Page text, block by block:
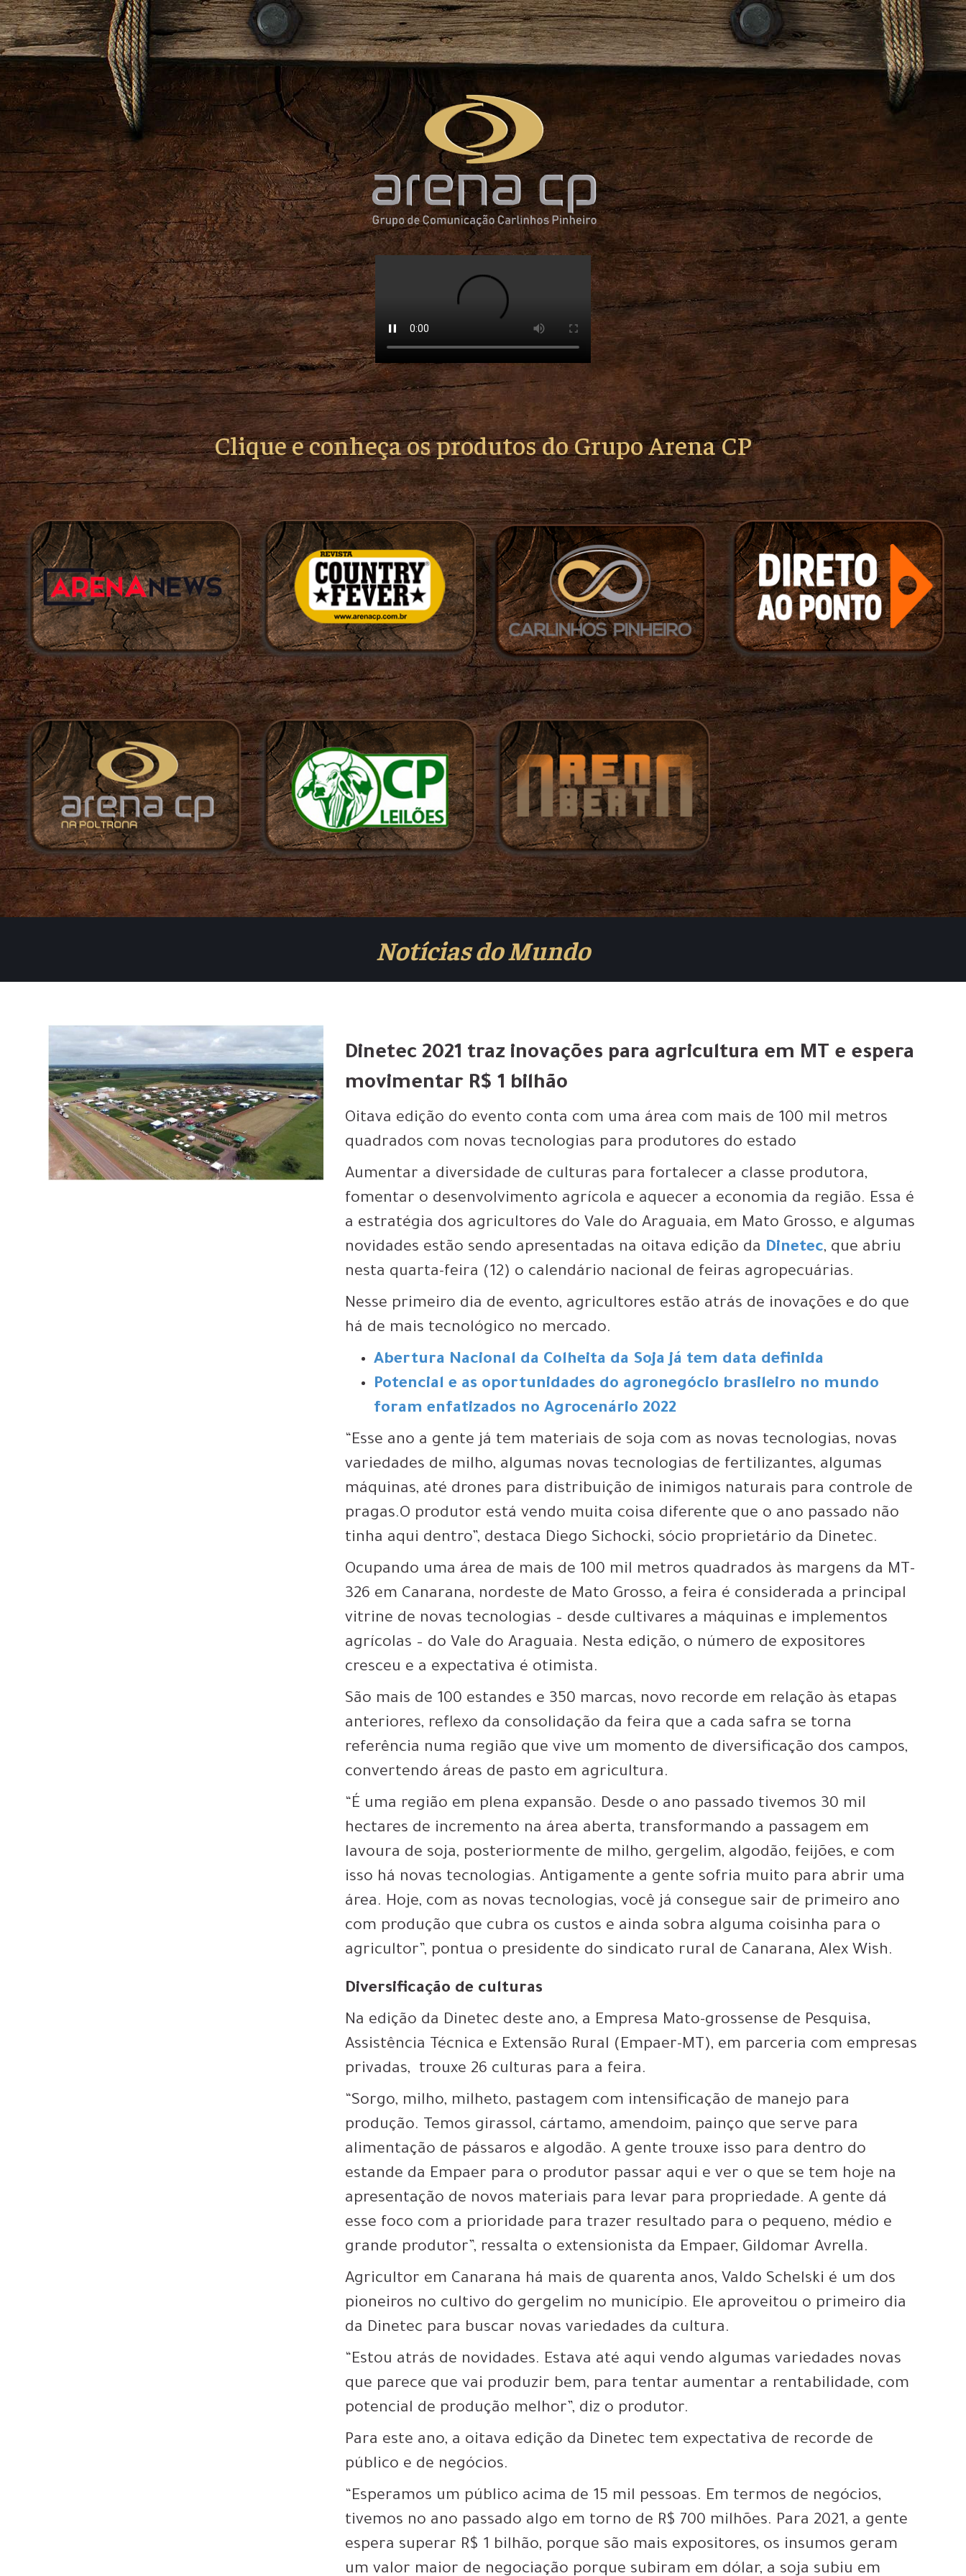
Clique e conheça os produtos do Grupo Arena CP
Notícias do Mundo
Dinetec 2021 traz inovações para agricultura em MT e espera
movimentar R$ 1 bilhão
Oitava edição do evento conta com uma área com mais de 100 mil metros
quadrados com novas tecnologias para produtores do estado
Aumentar a diversidade de culturas para fortalecer a classe produtora,
fomentar o desenvolvimento agrícola e aquecer a economia da região. Essa é
a estratégia dos agricultores do Vale do Araguaia, em Mato Grosso, e algumas
novidades estão sendo apresentadas na oitava edição da Dinetec, que abriu
nesta quarta-feira (12) o calendário nacional de feiras agropecuárias.
Nesse primeiro dia de evento, agricultores estão atrás de inovações e do que
há de mais tecnológico no mercado.
Abertura Nacional da Colheita da Soja já tem data definida
Potencial e as oportunidades do agronegócio brasileiro no mundo
foram enfatizados no Agrocenário 2022
“Esse ano a gente já tem materiais de soja com as novas tecnologias, novas
variedades de milho, algumas novas tecnologias de fertilizantes, algumas
máquinas, até drones para distribuição de inimigos naturais para controle de
pragas.O produtor está vendo muita coisa diferente que o ano passado não
tinha aqui dentro”, destaca Diego Sichocki, sócio proprietário da Dinetec.
Ocupando uma área de mais de 100 mil metros quadrados às margens da MT-
326 em Canarana, nordeste de Mato Grosso, a feira é considerada a principal
vitrine de novas tecnologias – desde cultivares a máquinas e implementos
agrícolas – do Vale do Araguaia. Nesta edição, o número de expositores
cresceu e a expectativa é otimista.
São mais de 100 estandes e 350 marcas, novo recorde em relação às etapas
anteriores, reflexo da consolidação da feira que a cada safra se torna
referência numa região que vive um momento de diversificação dos campos,
convertendo áreas de pasto em agricultura.
“É uma região em plena expansão. Desde o ano passado tivemos 30 mil
hectares de incremento na área aberta, transformando a passagem em
lavoura de soja, posteriormente de milho, gergelim, algodão, feijões, e com
isso há novas tecnologias. Antigamente a gente sofria muito para abrir uma
área. Hoje, com as novas tecnologias, você já consegue sair de primeiro ano
com produção que cubra os custos e ainda sobra alguma coisinha para o
agricultor”, pontua o presidente do sindicato rural de Canarana, Alex Wish.
Diversificação de culturas
Na edição da Dinetec deste ano, a Empresa Mato-grossense de Pesquisa,
Assistência Técnica e Extensão Rural (Empaer-MT), em parceria com empresas
privadas, trouxe 26 culturas para a feira.
“Sorgo, milho, milheto, pastagem com intensificação de manejo para
produção. Temos girassol, cártamo, amendoim, painço que serve para
alimentação de pássaros e algodão. A gente trouxe isso para dentro do
estande da Empaer para o produtor passar aqui e ver o que se tem hoje na
apresentação de novos materiais para levar para propriedade. A gente dá
esse foco com a prioridade para trazer resultado para o pequeno, médio e
grande produtor”, ressalta o extensionista da Empaer, Gildomar Avrella.
Agricultor em Canarana há mais de quarenta anos, Valdo Schelski é um dos
pioneiros no cultivo do gergelim no município. Ele aproveitou o primeiro dia
da Dinetec para buscar novas variedades da cultura.
“Estou atrás de novidades. Estava até aqui vendo algumas variedades novas
que parece que vai produzir bem, para tentar aumentar a rentabilidade, com
potencial de produção melhor”, diz o produtor.
Para este ano, a oitava edição da Dinetec tem expectativa de recorde de
público e de negócios.
“Esperamos um público acima de 15 mil pessoas. Em termos de negócios,
tivemos no ano passado algo em torno de R$ 700 milhões. Para 2021, a gente
espera superar R$ 1 bilhão, porque são mais expositores, os insumos geram
um valor maior de negociação porque subiram em dólar, a soja subiu em